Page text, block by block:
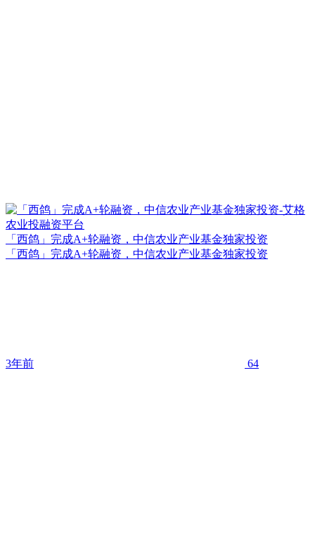
「西鸽」完成A+轮融资，中信农业产业基金独家投资
「西鸽」完成A+轮融资，中信农业产业基金独家投资
3年前 64